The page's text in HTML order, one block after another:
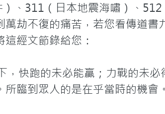
、311（日本地震海嘯）、
萬劫不復的痛苦，若您看傳道
經文節錄給您：
，快跑的未必能贏；力戰的未
臨到眾人的是在乎當時的機會。